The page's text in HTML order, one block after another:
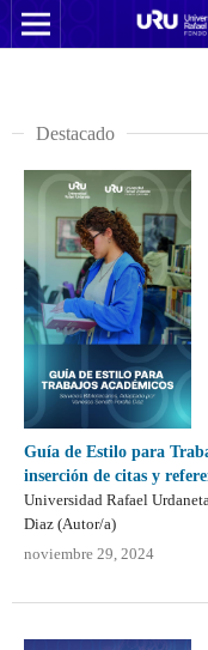
Destacado
Guía de Estilo para
inserción de citas y
Universidad Rafael
Diaz (Autor/a)
noviembre 29, 2024